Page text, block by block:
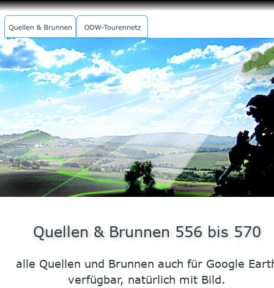
Quellen & Brunnen 556 bis 570
alle Quellen und Brunnen auch für Google
verfügbar, natürlich mit Bild.
QUELLENLIEBE.DE